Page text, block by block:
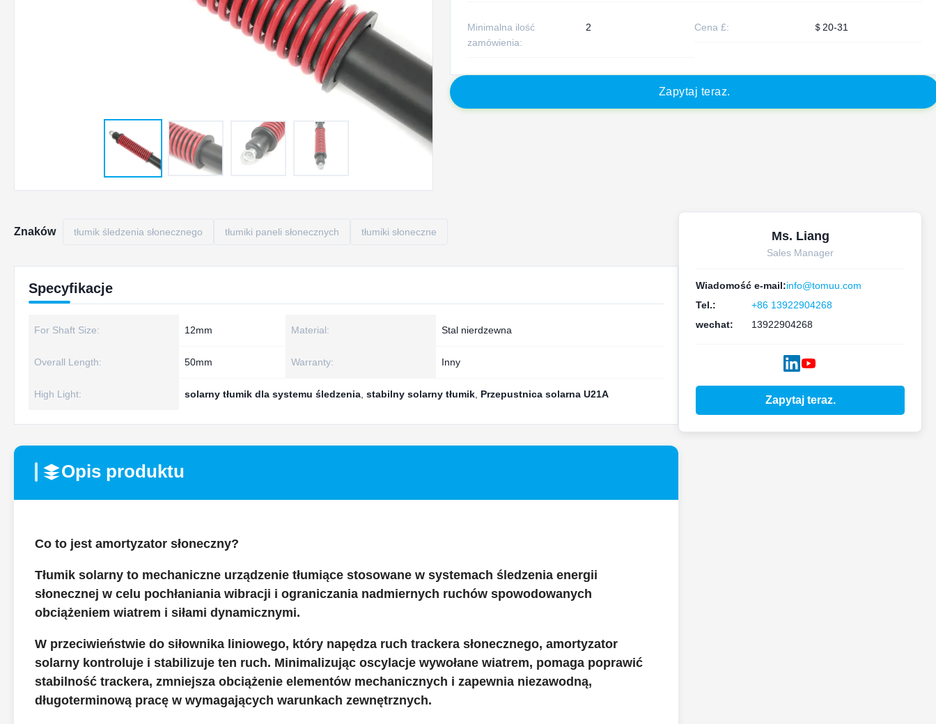
Minimalna ilość
zamówienia:
2 Cena £: ＄20-31
Zapytaj teraz.
Znaków tłumik śledzenia słonecznego tłumiki paneli słonecznych tłumiki słoneczne
Specyfikacje
For Shaft Size: 12mm Material: Stal nierdzewna
Overall Length: 50mm Warranty: Inny
High Light: solarny tłumik dla systemu śledzenia stabilny solarny tłumik Przepustnica solarna U21A
Opis produktu
Co to jest amortyzator słoneczny?
Tłumik solarny to mechaniczne urządzenie tłumiące stosowane w systemach śledzenia energii
słonecznej w celu pochłaniania wibracji i ograniczania nadmiernych ruchów spowodowanych
obciążeniem wiatrem i siłami dynamicznymi.
W przeciwieństwie do siłownika liniowego, który napędza ruch trackera słonecznego, amortyzator
solarny kontroluje i stabilizuje ten ruch. Minimalizując oscylacje wywołane wiatrem, pomaga poprawić
stabilność trackera, zmniejsza obciążenie elementów mechanicznych i zapewnia niezawodną, ​​
długoterminową pracę w wymagających warunkach zewnętrznych.
Ms. Liang
Sales Manager
Wiadomość e-mail:info@tomuu.com
Tel.:
+86 13922904268
wechat:
13922904268
Zapytaj teraz.